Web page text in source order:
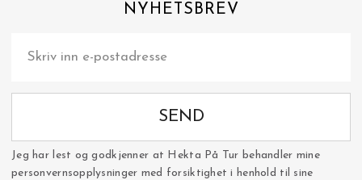
NYHETSBREV
SEND
Jeg har lest og godkjenner at Hekta På Tur behandler mine
personvernsopplysninger med forsiktighet i henhold til sine